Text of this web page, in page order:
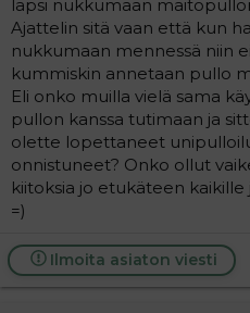
n
a
l
o
t
a
j
a
v
i
e
s
t
i
lapsi nukkumaan
Ajattelin sitä vaan että kun
nukkumaan mennessä niin
kummiskin annetaan pullo
Eli onko muilla vielä sama
pullon kanssa tutimaan ja
olette lopettaneet
onnistuneet? Onko ollut
kiitoksia jo etukäteen
=)
Ilmoita asiaton viesti